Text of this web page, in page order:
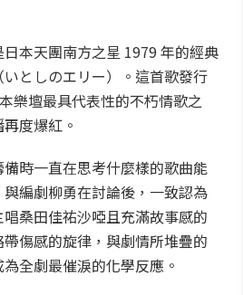
本天團南方之星 1979 年的經典
としのエリー）。這首歌發行
樂壇最具代表性的不朽情歌之
度爆紅。
時一直在思考什麼樣的歌曲能
編劇柳勇在討論後，一致認為
桑田佳祐沙啞且充滿故事感的
傷感的旋律，與劇情所堆疊的
全劇最催淚的化學反應。